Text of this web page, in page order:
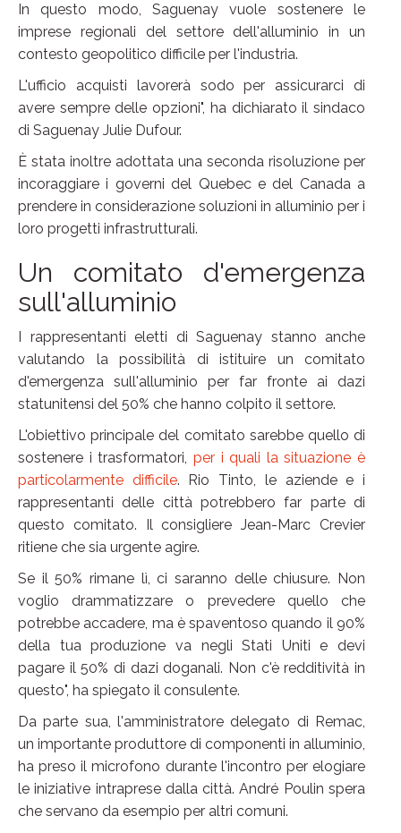
In questo modo, Saguenay vuole sostenere le
imprese regionali del settore dell'alluminio in un
contesto geopolitico difficile per l'industria.
L'ufficio acquisti lavorerà sodo per assicurarci di
avere sempre delle opzioni", ha dichiarato il sindaco
di Saguenay Julie Dufour.
È stata inoltre adottata una seconda risoluzione per
incoraggiare i governi del Quebec e del Canada a
prendere in considerazione soluzioni in alluminio per i
loro progetti infrastrutturali.
Un comitato d'emergenza
sull'alluminio
I rappresentanti eletti di Saguenay stanno anche
valutando la possibilità di istituire un comitato
d'emergenza sull'alluminio per far fronte ai dazi
statunitensi del 50% che hanno colpito il settore.
L'obiettivo principale del comitato sarebbe quello di
sostenere i trasformatori, per i quali la situazione è
particolarmente difficile. Rio Tinto, le aziende e i
rappresentanti delle città potrebbero far parte di
questo comitato. Il consigliere Jean-Marc Crevier
ritiene che sia urgente agire.
Se il 50% rimane lì, ci saranno delle chiusure. Non
voglio drammatizzare o prevedere quello che
potrebbe accadere, ma è spaventoso quando il 90%
della tua produzione va negli Stati Uniti e devi
pagare il 50% di dazi doganali. Non c'è redditività in
questo", ha spiegato il consulente.
Da parte sua, l'amministratore delegato di Remac,
un importante produttore di componenti in alluminio,
ha preso il microfono durante l'incontro per elogiare
le iniziative intraprese dalla città. André Poulin spera
che servano da esempio per altri comuni.